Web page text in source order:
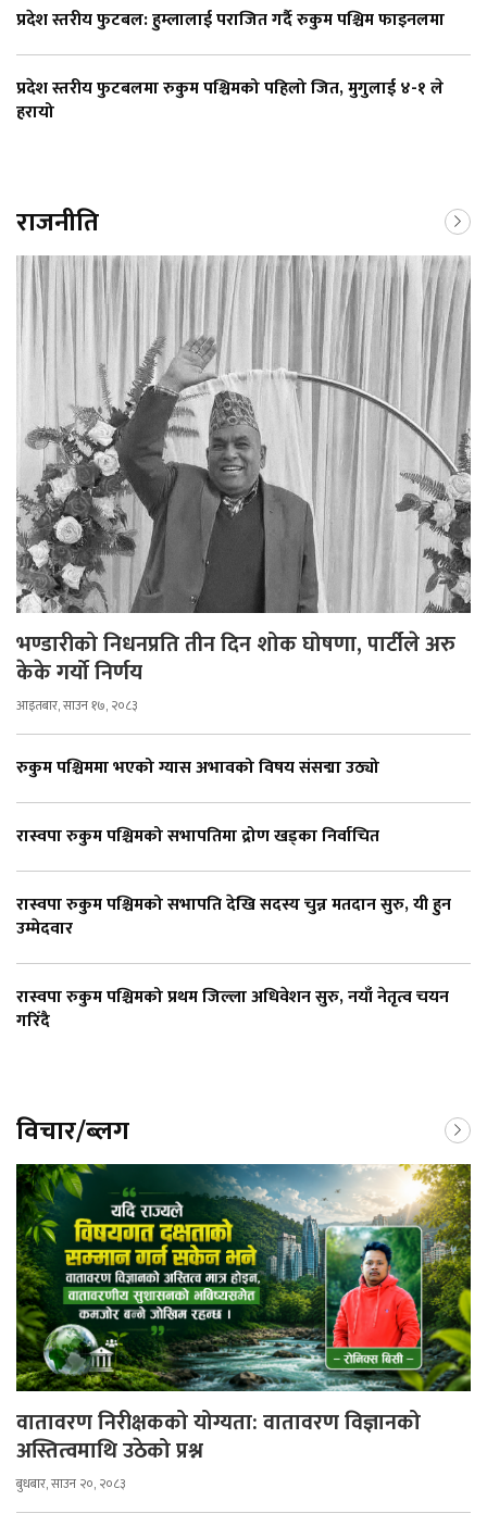
प्रदेश स्तरीय फुटबल: हुम्लालाई पराजित गर्दै रुकुम पश्चिम फाइनलमा
प्रदेश स्तरीय फुटबलमा रुकुम पश्चिमको पहिलो जित, मुगुलाई ४-१ ले
हरायो
राजनीति
भण्डारीको निधनप्रति तीन दिन शोक घोषणा, पार्टीले अरु
केके गर्यो निर्णय
आइतबार, साउन १७, २०८३
रुकुम पश्चिममा भएको ग्यास अभावको विषय संसद्मा उठ्यो
रास्वपा रुकुम पश्चिमको सभापतिमा द्रोण खड्का निर्वाचित
रास्वपा रुकुम पश्चिमको सभापति देखि सदस्य चुन्न मतदान सुरु, यी हुन
उम्मेदवार
रास्वपा रुकुम पश्चिमको प्रथम जिल्ला अधिवेशन सुरु, नयाँ नेतृत्व चयन
गरिँदै
विचार/ब्लग
वातावरण निरीक्षकको योग्यता: वातावरण विज्ञानको
अस्तित्वमाथि उठेको प्रश्न
बुधबार, साउन २०, २०८३